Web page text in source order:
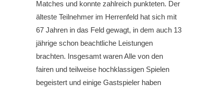
Matches und konnte zahlreich punkteten. Der
älteste Teilnehmer im Herrenfeld hat sich mit
67 Jahren in das Feld gewagt, in dem auch 13
jährige schon beachtliche Leistungen
brachten. Insgesamt waren Alle von den
fairen und teilweise hochklassigen Spielen
begeistert und einige Gastspieler haben